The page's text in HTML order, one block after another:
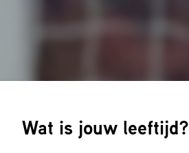
Wat is jouw leeftijd?